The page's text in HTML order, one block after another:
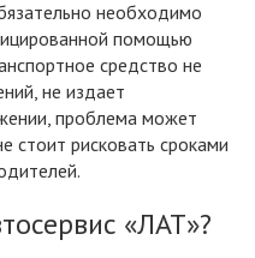
необходимо
помощью
средство не
не издает
проблема может
стоит рисковать сроками
«ЛАТ»?